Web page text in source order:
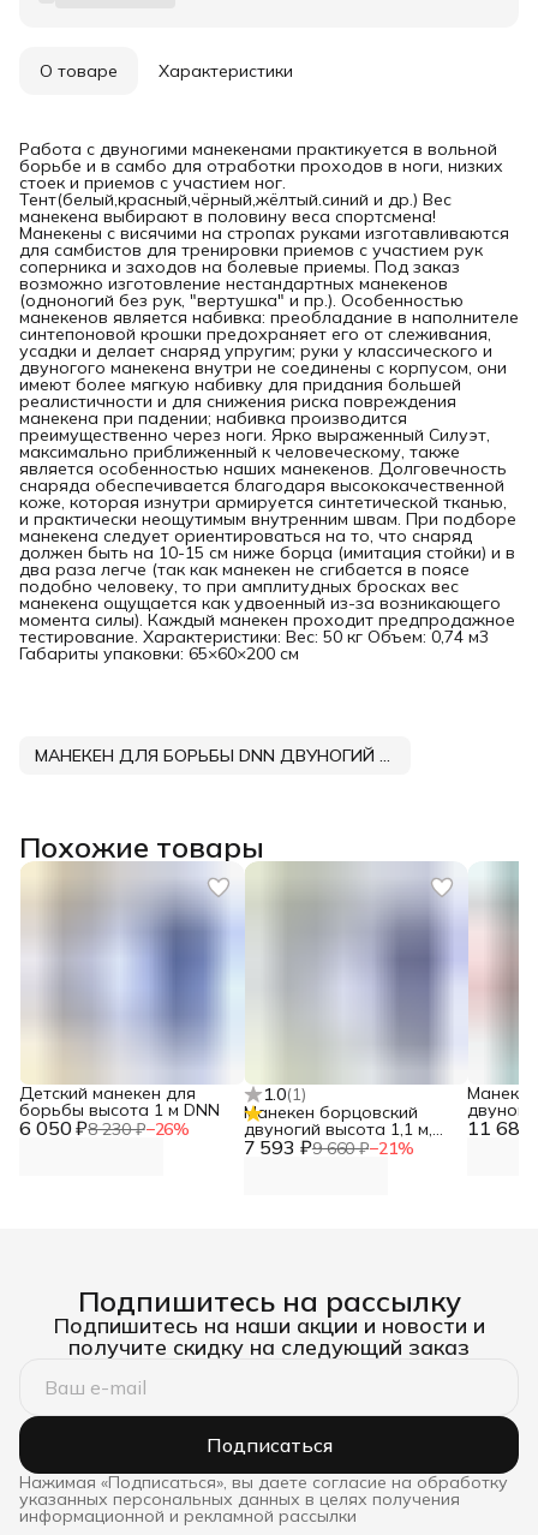
О товаре Характеристики
Работа с двуногими манекенами практикуется в вольной
борьбе и в самбо для отработки проходов в ноги, низких
стоек и приемов с участием ног.
Тент(белый,красный,чёрный,жёлтый.синий и др.) Вес
манекена выбирают в половину веса спортсмена!
Манекены с висячими на стропах руками изготавливаются
для самбистов для тренировки приемов с участием рук
соперника и заходов на болевые приемы. Под заказ
возможно изготовление нестандартных манекенов
(одноногий без рук, "вертушка" и пр.). Особенностью
манекенов является набивка: преобладание в наполнителе
синтепоновой крошки предохраняет его от слеживания,
усадки и делает снаряд упругим; руки у классического и
двуногого манекена внутри не соединены с корпусом, они
имеют более мягкую набивку для придания большей
реалистичности и для снижения риска повреждения
манекена при падении; набивка производится
преимущественно через ноги. Ярко выраженный Силуэт,
максимально приближенный к человеческому, также
является особенностью наших манекенов. Долговечность
снаряда обеспечивается благодаря высококачественной
коже, которая изнутри армируется синтетической тканью,
и практически неощутимым внутренним швам. При подборе
манекена следует ориентироваться на то, что снаряд
должен быть на 10-15 см ниже борца (имитация стойки) и в
два раза легче (так как манекен не сгибается в поясе
подобно человеку, то при амплитудных бросках вес
манекена ощущается как удвоенный из-за возникающего
момента силы). Каждый манекен проходит предпродажное
тестирование. Характеристики: Вес: 50 кг Объем: 0,74 м3
Габариты упаковки: 65×60×200 см
МАНЕКЕН ДЛЯ БОРЬБЫ DNN ДВУНОГИЙ ТЕНТ
Похожие товары
6 050 ₽8 230 ₽−26%
Детский манекен для
борьбы высота 1 м DNN
1.0(1)
7 593 ₽9 660 ₽−21%
Манекен борцовский
двуногий высота 1,1 м,
тент DNN
11 685
высота
Подпишитесь на рассылку
Подпишитесь на наши акции и новости и
получите скидку на следующий заказ
Подписаться
Нажимая «Подписаться», вы даете согласие на обработку
указанных персональных данных в целях получения
информационной и рекламной рассылки